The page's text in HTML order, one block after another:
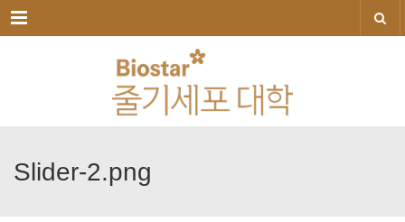
메뉴
Slider-2.png